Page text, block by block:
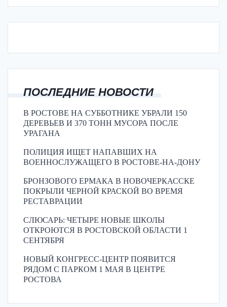
ПОСЛЕДНИЕ НОВОСТИ
В РОСТОВЕ НА СУББОТНИКЕ УБРАЛИ 150
ДЕРЕВЬЕВ И 370 ТОНН МУСОРА ПОСЛЕ
УРАГАНА
ПОЛИЦИЯ ИЩЕТ НАПАВШИХ НА
ВОЕННОСЛУЖАЩЕГО В РОСТОВЕ-НА-ДОНУ
БРОНЗОВОГО ЕРМАКА В НОВОЧЕРКАССКЕ
ПОКРЫЛИ ЧЕРНОЙ КРАСКОЙ ВО ВРЕМЯ
РЕСТАВРАЦИИ
СЛЮСАРЬ: ЧЕТЫРЕ НОВЫЕ ШКОЛЫ
ОТКРОЮТСЯ В РОСТОВСКОЙ ОБЛАСТИ 1
СЕНТЯБРЯ
НОВЫЙ КОНГРЕСС-ЦЕНТР ПОЯВИТСЯ
РЯДОМ С ПАРКОМ 1 МАЯ В ЦЕНТРЕ
РОСТОВА